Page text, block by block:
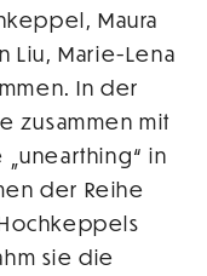
Maura
Liu, Marie-Lena
In der
zusammen mit
in
der Reihe
Hochkeppels
sie die